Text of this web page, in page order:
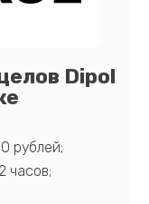
Dipol
рублей;
часов;